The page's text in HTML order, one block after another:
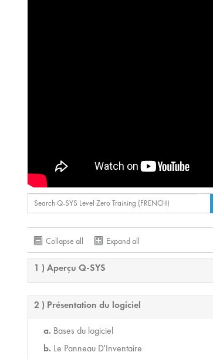
Collapse all Expand all
1 ) Aperçu Q-SYS
2 ) Présentation du logiciel
Bases du logiciel
Le Panneau D'Inventaire